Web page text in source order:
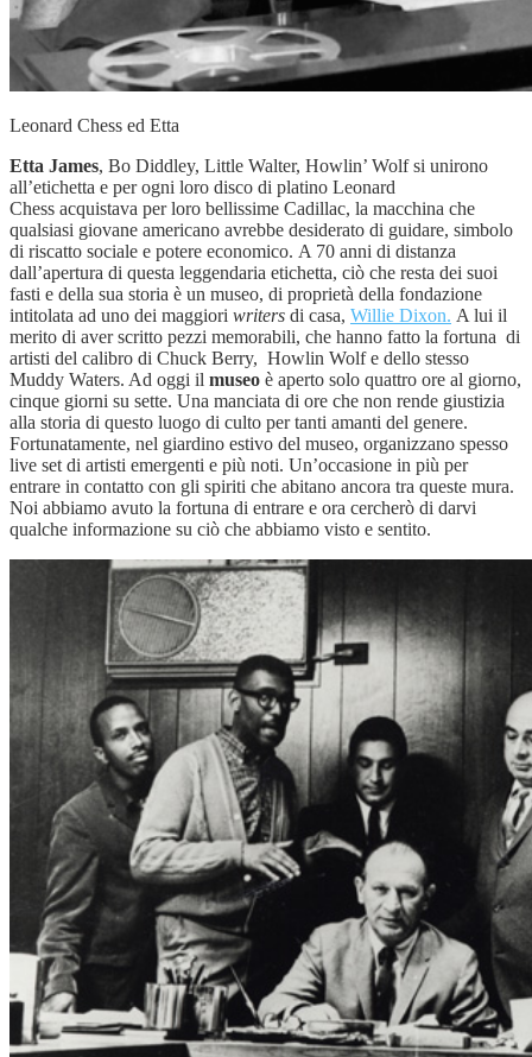
Leonard Chess ed Etta
Etta James, Bo Diddley, Little Walter, Howlin’ Wolf si unirono
all’etichetta e per ogni loro disco di platino Leonard
Chess acquistava per loro bellissime Cadillac, la macchina che
qualsiasi giovane americano avrebbe desiderato di guidare, simbolo
di riscatto sociale e potere economico. A 70 anni di distanza
dall’apertura di questa leggendaria etichetta, ciò che resta dei suoi
fasti e della sua storia è un museo, di proprietà della fondazione
intitolata ad uno dei maggiori writers di casa, Willie Dixon. A lui il
merito di aver scritto pezzi memorabili, che hanno fatto la fortuna di
artisti del calibro di Chuck Berry, Howlin Wolf e dello stesso
Muddy Waters. Ad oggi il museo è aperto solo quattro ore al giorno,
cinque giorni su sette. Una manciata di ore che non rende giustizia
alla storia di questo luogo di culto per tanti amanti del genere.
Fortunatamente, nel giardino estivo del museo, organizzano spesso
live set di artisti emergenti e più noti. Un’occasione in più per
entrare in contatto con gli spiriti che abitano ancora tra queste mura.
Noi abbiamo avuto la fortuna di entrare e ora cercherò di darvi
qualche informazione su ciò che abbiamo visto e sentito.